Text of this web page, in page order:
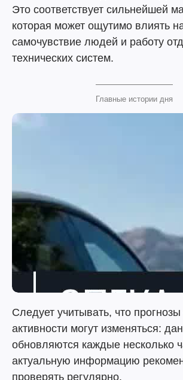
Это соответствует сильнейшей
которая может ощутимо влиять
самочувствие людей и работу
технических систем.
Главные истории дня
Следует учитывать, что
активности могут изменяться:
обновляются каждые несколько
актуальную информацию
проверять регулярно.